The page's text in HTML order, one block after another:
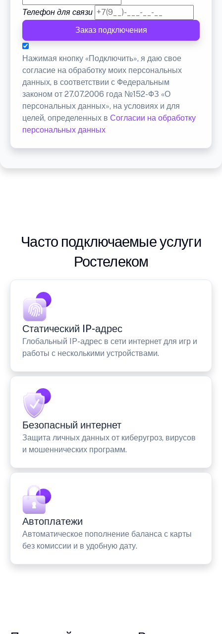
Телефон для связи
Заказ подключения
Нажимая кнопку «Подключить», я даю свое
согласие на обработку моих персональных
данных, в соответствии с Федеральным
законом от 27.07.2006 года №152-ФЗ «О
персональных данных», на условиях и для
целей, определенных в Согласии на обработку
персональных данных
Часто подключаемые услуги
Ростелеком
Статический IP-адрес
Глобальный IP-адрес в сети интернет для игр и
работы с несколькими устройствами.
Безопасный интернет
Защита личных данных от киберугроз, вирусов
и мошеннических программ.
Автоплатежи
Автоматическое пополнение баланса с карты
без комиссии и в удобную дату.